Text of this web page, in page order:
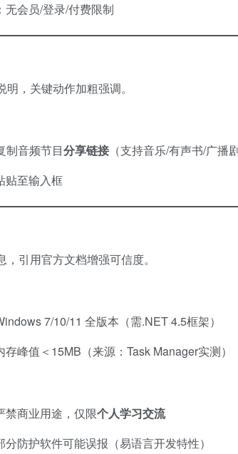
​：无会员/登录/付费限制
，关键动作加粗强调。
制音频节目分享链接 （支持音乐/有声书/广播剧
贴至输入框
引用官方文档增强可信度。
7/10/11 全版本（需.NET 4.5框架）
存峰值＜15MB（来源：Task Manager实测）
禁商业用途，仅限个人学习交流
分防护软件可能误报（易语言开发特性）